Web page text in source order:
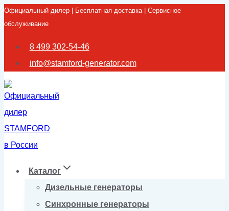
Перейти
к
содержимому
Официальный дилер | Бесплатная доставка | Сервисное
обслуживание
8 499 302-54-46
info@stamford-generator.com
Каталог
Дизельные генераторы
Синхронные генераторы